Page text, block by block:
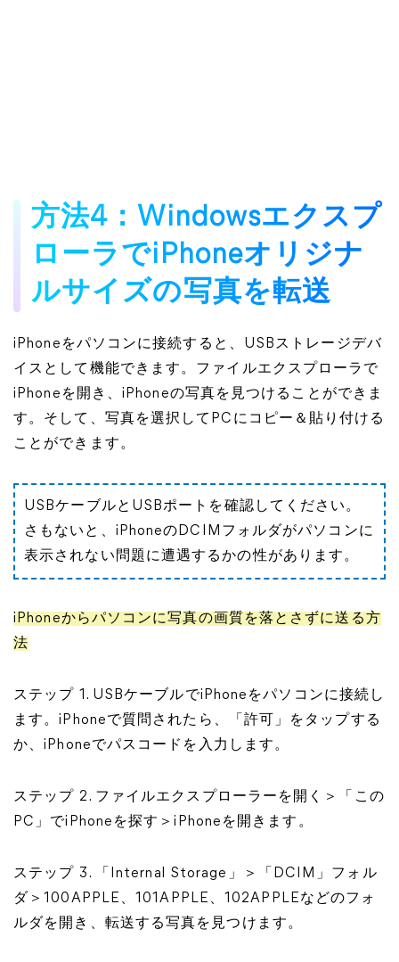
方法4：Windowsエクスプ
ローラでiPhoneオリジナ
ルサイズの写真を転送
iPhoneをパソコンに接続すると、USBストレージデバ
イスとして機能できます。ファイルエクスプローラで
iPhoneを開き、iPhoneの写真を見つけることができま
す。そして、写真を選択してPCにコピー＆貼り付ける
ことができます。
USBケーブルとUSBポートを確認してください。
さもないと、iPhoneのDCIMフォルダがパソコンに
表示されない問題に遭遇するかの性があります。
iPhoneからパソコンに写真の画質を落とさずに送る方
法
ステップ 1. USBケーブルでiPhoneをパソコンに接続し
ます。iPhoneで質問されたら、「許可」をタップする
か、iPhoneでパスコードを入力します。
ステップ 2. ファイルエクスプローラーを開く＞「この
PC」でiPhoneを探す＞iPhoneを開きます。
ステップ 3. 「Internal Storage」＞「DCIM」フォル
ダ＞100APPLE、101APPLE、102APPLEなどのフォ
ルダを開き、転送する写真を見つけます。